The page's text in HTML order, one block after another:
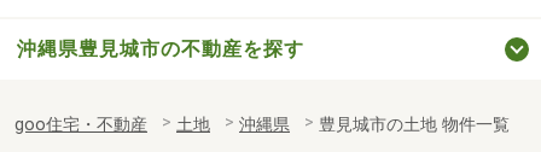
沖縄県豊見城市の不動産を探す
goo住宅・不動産 土地 沖縄県 豊見城市の土地 物件一覧